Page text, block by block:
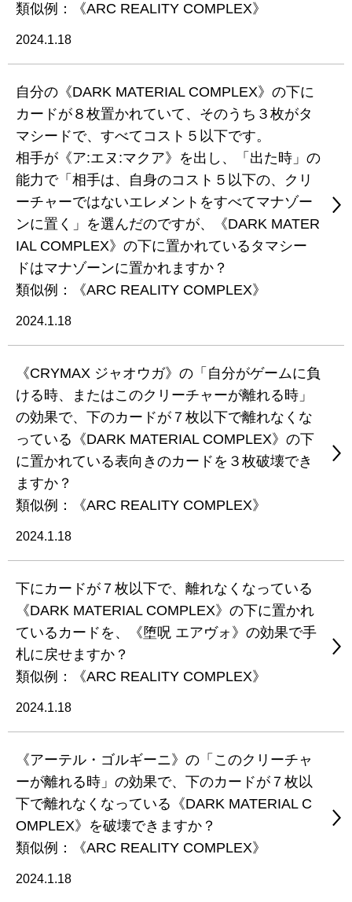
類似例：《ARC REALITY COMPLEX》
2024.1.18
自分の《DARK MATERIAL COMPLEX》の下に
カードが８枚置かれていて、そのうち３枚がタ
マシードで、すべてコスト５以下です。
相手が《ア:エヌ:マクア》を出し、「出た時」の
能力で「相手は、自身のコスト５以下の、クリ
ーチャーではないエレメントをすべてマナゾー
ンに置く」を選んだのですが、《DARK MATER
IAL COMPLEX》の下に置かれているタマシー
ドはマナゾーンに置かれますか？
類似例：《ARC REALITY COMPLEX》
2024.1.18
《CRYMAX ジャオウガ》の「自分がゲームに負
ける時、またはこのクリーチャーが離れる時」
の効果で、下のカードが７枚以下で離れなくな
っている《DARK MATERIAL COMPLEX》の下
に置かれている表向きのカードを３枚破壊でき
ますか？
類似例：《ARC REALITY COMPLEX》
2024.1.18
下にカードが７枚以下で、離れなくなっている
《DARK MATERIAL COMPLEX》の下に置かれ
ているカードを、《堕呪 エアヴォ》の効果で手
札に戻せますか？
類似例：《ARC REALITY COMPLEX》
2024.1.18
《アーテル・ゴルギーニ》の「このクリーチャ
ーが離れる時」の効果で、下のカードが７枚以
下で離れなくなっている《DARK MATERIAL C
OMPLEX》を破壊できますか？
類似例：《ARC REALITY COMPLEX》
2024.1.18